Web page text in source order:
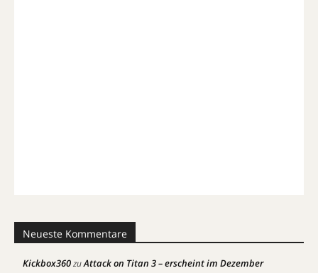
Neueste Kommentare
Kickbox360zuAttack on Titan 3 – erscheint im Dezember